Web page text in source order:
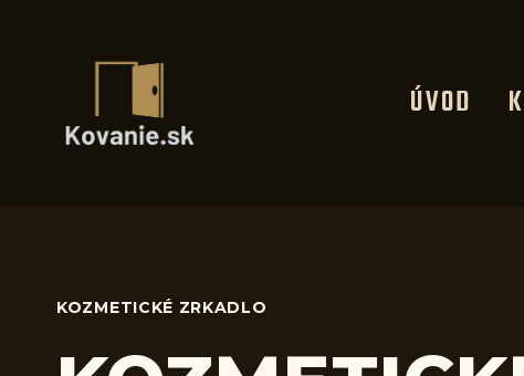
ÚVOD
KOZMETICKÉ ZRKADLO